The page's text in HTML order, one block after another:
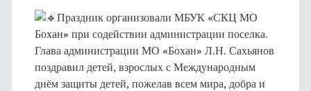
Праздник организовали МБУК «СКЦ МО
Бохан» при содействии администрации поселка.
Глава администрации МО «Бохан» Л.Н. Сахьянов
поздравил детей, взрослых с Международным
днём защиты детей, пожелав всем мира, добра и